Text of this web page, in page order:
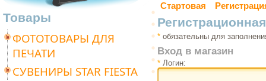
Стартовая
Товары
ФОТОТОВАРЫ ДЛЯ
ПЕЧАТИ
СУВЕНИРЫ STAR FIESTA
* обязательны для
Вход в магазин
* Логин: